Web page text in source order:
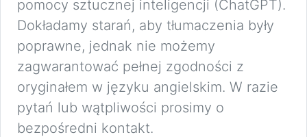
pomocy sztucznej inteligencji (ChatGPT).
Dokładamy starań, aby tłumaczenia były
poprawne, jednak nie możemy
zagwarantować pełnej zgodności z
oryginałem w języku angielskim. W razie
pytań lub wątpliwości prosimy o
bezpośredni kontakt.